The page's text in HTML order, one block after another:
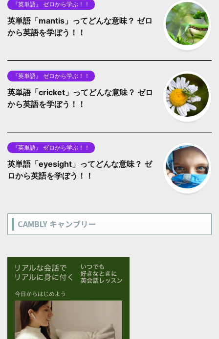
『英単語』 ゼロから学ぶ！！
英単語「mantis」ってどんな意味？ ゼロ
から英語を学ぼう！！
『英単語』 ゼロから学ぶ！！
英単語「cricket」ってどんな意味？ ゼロ
から英語を学ぼう！！
『英単語』 ゼロから学ぶ！！
英単語「eyesight」ってどんな意味？ ゼ
ロから英語を学ぼう！！
CAMBLY キャンブリー